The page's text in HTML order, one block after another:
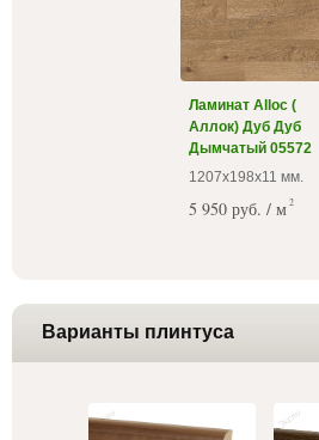
Ламинат Alloc (
Аллок) Дуб Дуб
Дымчатый 05572
1207х198х11 мм.
5 950 руб. / м 2
Варианты плинтуса